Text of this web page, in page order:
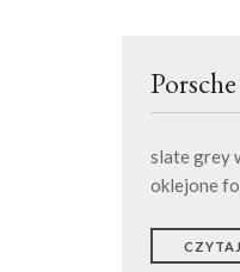
slate grey
oklejone